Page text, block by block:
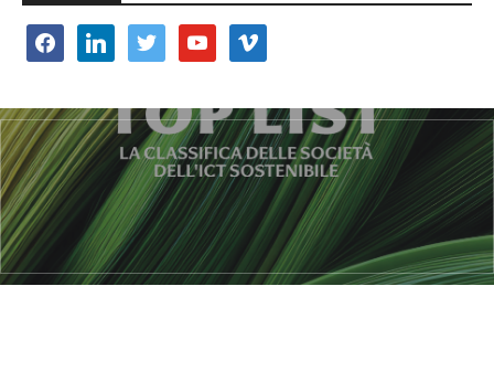
facebooklinkedin twitter youtube vimeo